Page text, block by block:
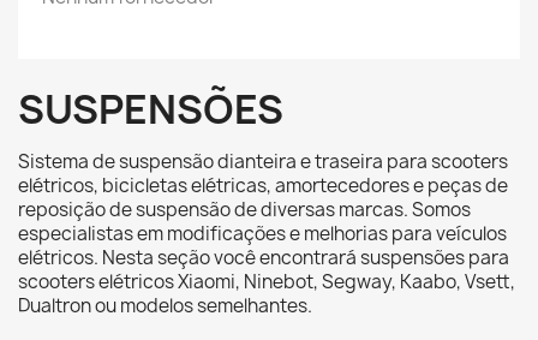
SUSPENSÕES
Sistema de suspensão dianteira e traseira para scooters
elétricos, bicicletas elétricas, amortecedores e peças de
reposição de suspensão de diversas marcas. Somos
especialistas em modificações e melhorias para veículos
elétricos. Nesta seção você encontrará suspensões para
scooters elétricos Xiaomi, Ninebot, Segway, Kaabo, Vsett,
Dualtron ou modelos semelhantes.